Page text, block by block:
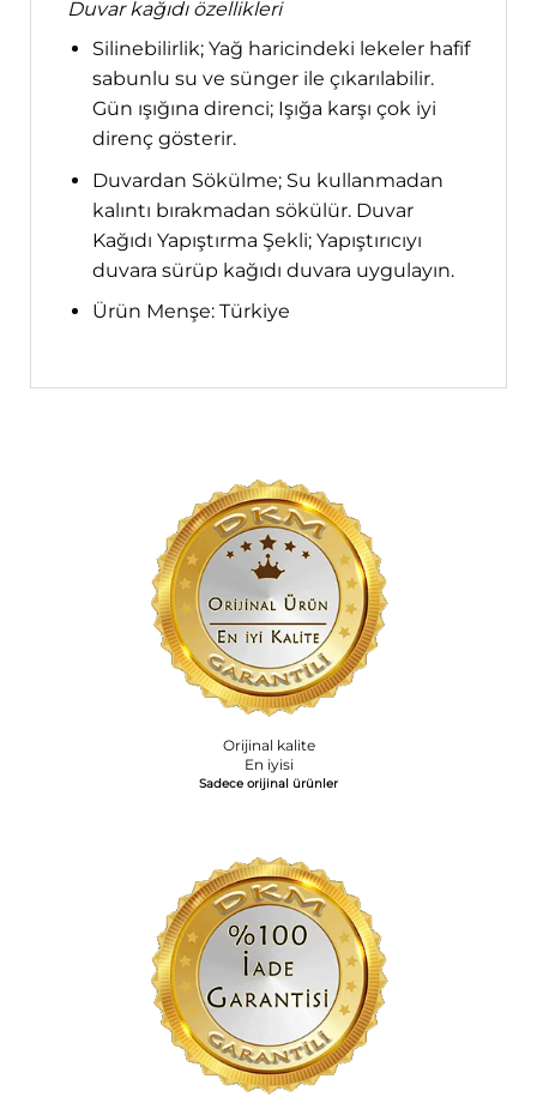
Duvar kağıdı özellikleri
Silinebilirlik; Yağ haricindeki lekeler hafif
sabunlu su ve sünger ile çıkarılabilir.
Gün ışığına direnci; Işığa karşı çok iyi
direnç gösterir.
Duvardan Sökülme; Su kullanmadan
kalıntı bırakmadan sökülür. Duvar
Kağıdı Yapıştırma Şekli; Yapıştırıcıyı
duvara sürüp kağıdı duvara uygulayın.
Ürün Menşe: Türkiye
Orijinal kalite
En iyisi
Sadece orijinal ürünler